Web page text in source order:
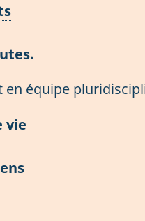
en équipe
vie